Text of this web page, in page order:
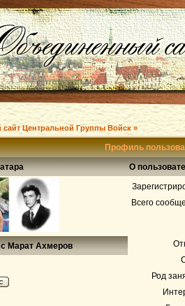
Центральной Группы Войск »
Профиль
О
Всего
Род
с Марат Ахмеров